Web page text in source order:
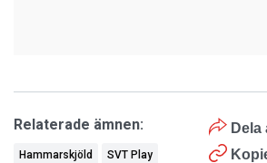
Dela
Relaterade ämnen:
Hammarskjöld SVT Play